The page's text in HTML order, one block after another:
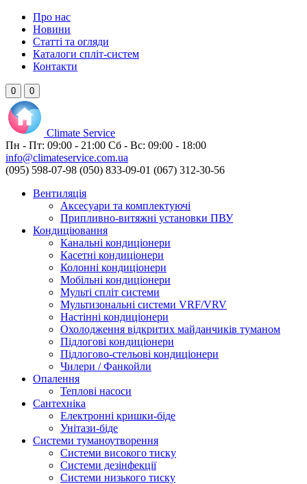
Про нас
Новини
Статті та огляди
Каталоги спліт-систем
Контакти
0 0
Climate Service
Пн - Пт: 09:00 - 21:00 Сб - Вс: 09:00 - 18:00
info@climateservice.com.ua
(095) 598-07-98 (050) 833-09-01 (067) 312-30-56
Вентиляція
Аксесуари та комплектуючі
Припливно-витяжні установки ПВУ
Кондиціювання
Канальні кондиціонери
Касетні кондиціонери
Колонні кондиціонери
Мобільні кондиціонери
Мульті спліт системи
Мультизональні системи VRF/VRV
Настінні кондиціонери
Охолодження відкритих майданчиків туманом
Підлогові кондиціонери
Підлогово-стельові кондиціонери
Чилери / Фанкойли
Опалення
Теплові насоси
Сантехніка
Електронні кришки-біде
Унітази-біде
Системи туманоутворення
Системи високого тиску
Системи дезінфекції
Системи низького тиску